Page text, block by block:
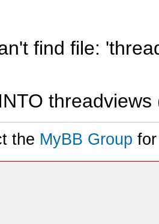
find file:
the MyBB Group